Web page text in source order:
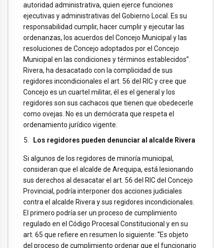
autoridad administrativa, quien ejerce funciones
ejecutivas y administrativas del Gobierno Local. Es su
responsabilidad cumplir, hacer cumplir y ejecutar las
ordenanzas, los acuerdos del Concejo Municipal y las
resoluciones de Concejo adoptados por el Concejo
Municipal en las condiciones y términos establecidos”.
Rivera, ha desacatado con la complicidad de sus
regidores incondicionales el art. 56 del RIC y cree que
Concejo es un cuartel militar, él es el general y los
regidores son sus cachacos que tienen que obedecerle
como ovejas. No es un demócrata que respeta el
ordenamiento jurídico vigente.
Los regidores pueden denunciar al alcalde Rivera
Si algunos de los regidores de minoría municipal,
consideran que el alcalde de Arequipa, está lesionando
sus derechos al desacatar el art. 56 del RIC del Concejo
Provincial, podría interponer dos acciones judiciales
contra el alcalde Rivera y sus regidores incondicionales.
El primero podría ser un proceso de cumplimiento
regulado en el Código Procesal Constitucional y en su
art. 65 que refiere en resumen lo siguiente: “Es objeto
del proceso de cumplimiento ordenar que el funcionario